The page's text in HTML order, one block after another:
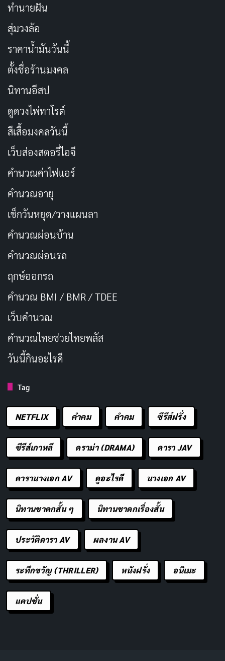
ทำนายฝัน
สุ่มวงล้อ
ราคาน้ำมันวันนี้
ตั้งชื่อร้านมงคล
นิทานอีสป
ดูดวงไพ่ทาโรต์
สีเสื้อมงคลวันนี้
เว็บส่องสตอรี่ไอจี
คำนวณค่าไฟแอร์
คำนวณอายุ
เช็กวันหยุด/วางแผนลา
คำนวณผ่อนบ้าน
คำนวณผ่อนรถ
ฤกษ์ออกรถ
คำนวณ BMI / BMR / TDEE
เว็บคํานวณ
คํานวณไทยช่วยไทยพลัส
วันนี้กินอะไรดี
Tag
NETFLIX คำคม คําคม ซีรีส์ฝรั่ง
ซีรีส์เกาหลี ดราม่า (DRAMA) ดารา JAV
ดารานางเอก AV ดูอะไรดี นางเอก AV
นิทานชาดกสั้น ๆ นิทานชาดกเรื่องสั้น
ประวัติดารา AV ผลงาน AV
ระทึกขวัญ (THRILLER) หนังฝรั่ง อนิเมะ
แคปชั่น